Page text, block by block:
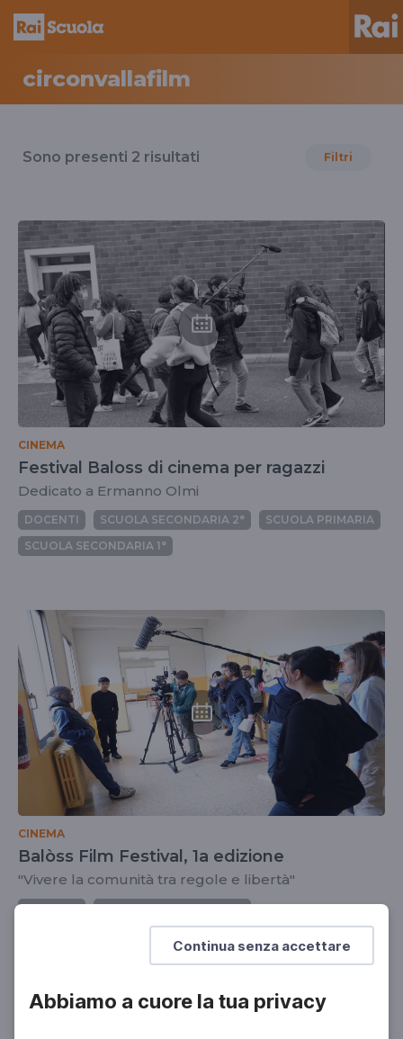
Continua senza accettare
Abbiamo a cuore la tua privacy
circonvallafilm
il
circonvallafilm
Sono presenti 2 risultati Filtri
CINEMA
Festival Baloss di cinema per ragazzi
Dedicato a Ermanno Olmi
DOCENTI SCUOLA SECONDARIA 2°
SCUOLA PRIMARIA
SCUOLA SECONDARIA 1°
CINEMA
Balòss Film Festival, 1a edizione
"Vivere la comunità tra regole e libertà"
DOCENTI
SCUOLA SECONDARIA 2°